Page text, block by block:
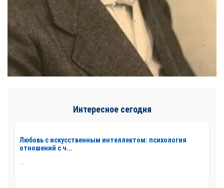
Интересное сегодня
Любовь с искусственным интеллектом: психология
отношений с ч...